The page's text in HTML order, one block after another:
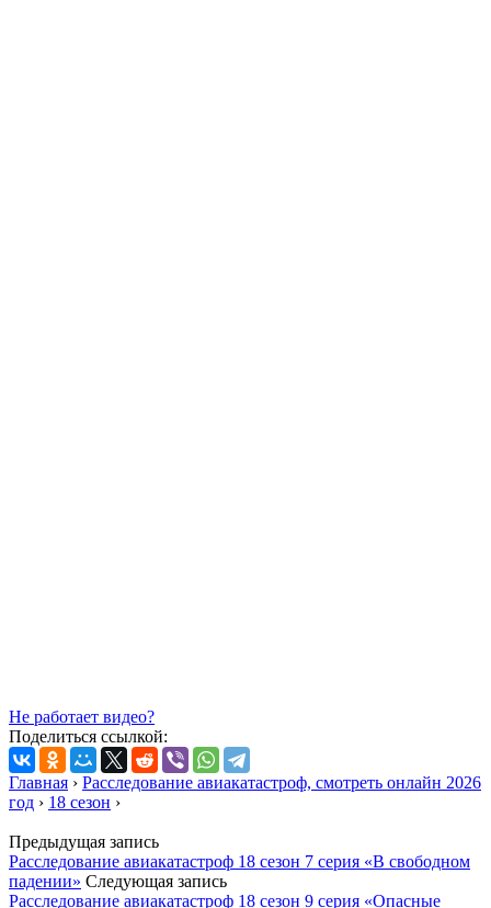
Не работает видео?
Поделиться ссылкой:
Главная › Расследование авиакатастроф, смотреть онлайн 2026
год › 18 сезон ›
Предыдущая запись
Расследование авиакатастроф 18 сезон 7 серия «В свободном
падении» Следующая запись
Расследование авиакатастроф 18 сезон 9 серия «Опасные